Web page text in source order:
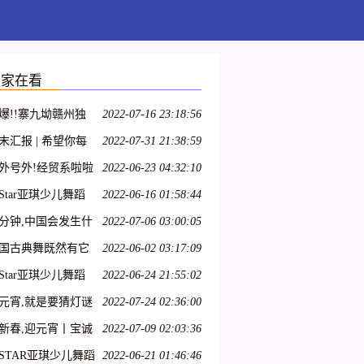
在看
!!寨九坳赣州独
人成团天天发!!!
2022-07-16 23:18:56
汇报 | 希望你每
能不愧芳华地起
2022-07-31 21:38:59
号外!经贸系啦啦
员招募开始啦!
2022-06-23 04:32:10
亚琪少儿舞蹈
训师资班在吕梁爱
2022-06-16 01:58:44
钟,中国会发生什
2022-07-06 03:00:05
古典舞既然有它
殊性,那么,古典舞
2022-06-02 03:17:09
亚琪少儿舞蹈
教学法师资班第
2022-06-24 21:55:02
宵,就是要猜灯谜 2022-07-24 02:36:00
春,迎元宵丨宝诚
带您一起猜灯谜
2022-07-09 02:03:36
亚琪少儿舞蹈
2022-06-21 01:46:46